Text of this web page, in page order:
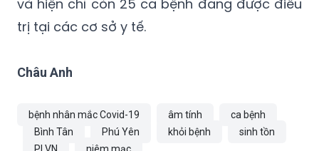
Châu Anh
bệnh nhân mắc Covid-19
PLVN
niêm mạc